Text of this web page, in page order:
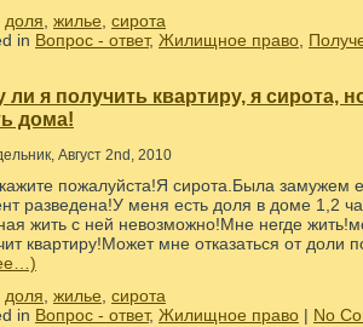
доля, жилье, сирота
in Вопрос - ответ, Жилищное право,
ли я получить квартиру, я сирота,
дома!
Август 2nd, 2010
пожалуйста!Я сирота.Была замужем
разведена!У меня есть доля в доме 1,2
жить с ней невозможно!Мне негде
квартиру!Может мне отказаться от доли
доля жилье сирота
in Вопрос - ответ, Жилищное право | No